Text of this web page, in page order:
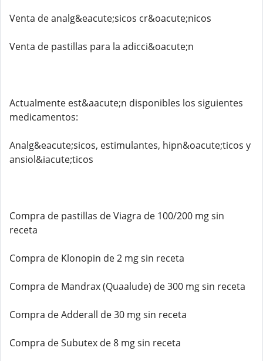
Venta de analg&eacute;sicos cr&oacute;nicos
Venta de pastillas para la adicci&oacute;n
Actualmente est&aacute;n disponibles los siguientes
medicamentos:
Analg&eacute;sicos, estimulantes, hipn&oacute;ticos y
ansiol&iacute;ticos
Compra de pastillas de Viagra de 100/200 mg sin
receta
Compra de Klonopin de 2 mg sin receta
Compra de Mandrax (Quaalude) de 300 mg sin receta
Compra de Adderall de 30 mg sin receta
Compra de Subutex de 8 mg sin receta